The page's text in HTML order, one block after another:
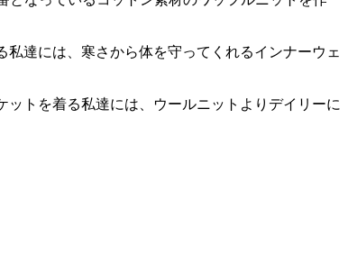
達には、寒さから体を守ってくれるインナーウェ
トを着る私達には、ウールニットよりデイリーに